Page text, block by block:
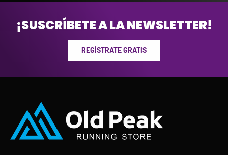
¡SUSCRÍBETE A LA NEWSLETTER!
REGÍSTRATE GRATIS